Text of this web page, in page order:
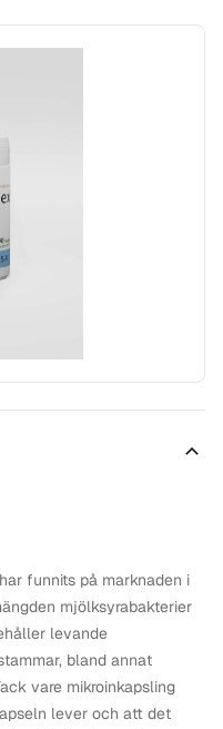
funnits på marknaden i
mjölksyrabakterier
levande
bland annat
vare mikroinkapsling
lever och att det